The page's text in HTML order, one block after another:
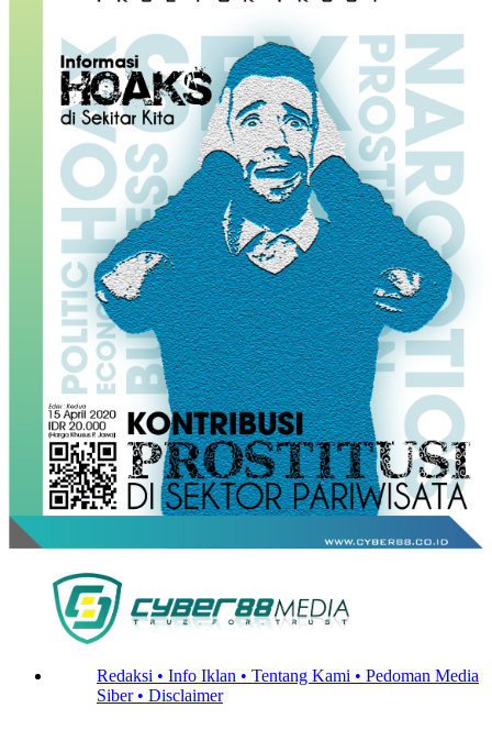
Redaksi • Info Iklan • Tentang Kami • Pedoman Media
Siber • Disclaimer